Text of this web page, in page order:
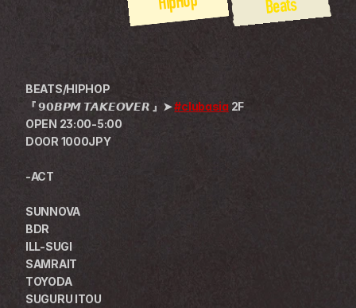
Beats
BEATS/HIPHOP
『 𝟵𝟬𝘽𝙋𝙈 𝙏𝘼𝙆𝙀𝙊𝙑𝙀𝙍 』➤ #clubasia 2F
OPEN 23:00-5:00
DOOR 1000JPY
-ACT
SUNNOVA
BDR
ILL-SUGI
SAMRAIT
TOYODA
SUGURU ITOU